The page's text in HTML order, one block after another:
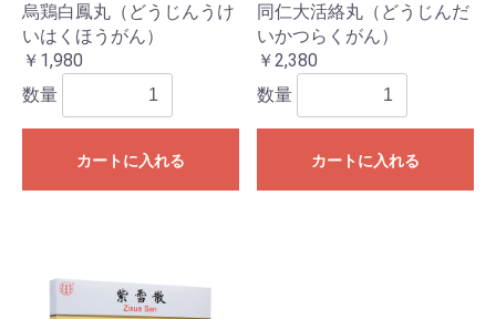
烏鶏白鳳丸（どうじんうけ
いはくほうがん）
￥1,980
数量
カートに入れる
同仁大活絡丸（どうじんだ
いかつらくがん）
￥2,380
数量
カートに入れる